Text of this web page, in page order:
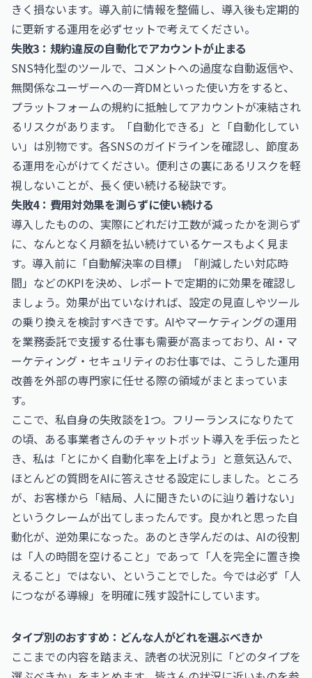
きく損ないます。導入前に情報を整備し、導入後も定期的
に更新する運用を必ずセットで考えてください。
失敗3：規約違反の自動化でアカウントが止まる
SNS特化型のツールで、コメントへの過度な自動返信や、
無関係なユーザーへの一斉DMといった使い方をすると、
プラットフォームの規約に抵触してアカウントが凍結され
るリスクがあります。「自動化できる」と「自動化してい
い」は別物です。各SNSのガイドラインを確認し、節度あ
る運用を心がけてください。便利さの裏にあるリスクを軽
視しないことが、長く使い続ける秘訣です。
失敗4：費用対効果を測らずに使い続ける
導入したものの、実際にどれだけ工数が減ったかを測らず
に、なんとなく月額を払い続けているケースもよく見ま
す。導入前に「自動解決率の目標」「削減したい対応時
間」などのKPIを決め、レポートで定期的に効果を確認し
ましょう。効果が出ていなければ、設定の見直しやツール
の乗り換えを検討すべきです。AIやマーケティングの運用
を業務委託で支援する仕事も需要が高まっており、 AI・マ
ーケティング・セキュリティのお仕事では、こうした運用
改善を外部の専門家に任せる際の領域がまとまっていま
す。
ここで、私自身の失敗談を1つ。フリーランスになりたて
の頃、ある事業者さんのチャットボット導入を手伝ったと
き、私は「とにかく自動化率を上げよう」と意気込んで、
ほとんどの質問をAIに答えさせる設定にしました。ところ
が、お客様から「結局、人に聞きたいのに辿り着けない」
というクレームが出てしまったんです。良かれと思った自
動化が、逆効果になった。あのとき学んだのは、AIの役割
は「人の時間を空けること」であって「人を完全に置き換
えること」ではない、ということでした。今では必ず「人
につながる導線」を明確に残す設計にしています。
タイプ別のおすすめ：どんな人がどれを選ぶべきか
ここまでの内容を踏まえ、読者の状況別に「どのタイプを